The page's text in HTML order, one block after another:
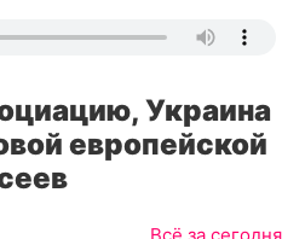
Украина
европейской